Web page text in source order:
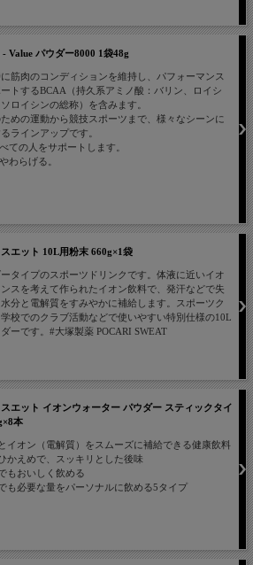
- Value パウダー8000 1袋48g
筋肉のコンディションを維持し、パフォーマンス
トするBCAA（持久系アミノ酸：バリン、ロイシ
ロイシンの総称）を含みます。
めの運動から競技スポーツまで、様々なシーンに
ラインアップです。
ての人をサポートします。
わらげる。
エット 10L用粉末 660g×1袋
タイプのスポーツドリンクです。体液に近いイオ
ンスを考えて作られたイオン飲料で、発汗などで失
分と電解質をすみやかに補給します。スポーツク
校でのクラブ活動などで使いやすい特別仕様の10L
ーです。#大塚製薬 POCARI SWEAT
エット イオンウォーター パウダー スティックタイ
本
イオン（電解質）をスムーズに補給できる健康飲料
かえめで、スッキリとした後味
もおいしく飲める
も必要な量をパーソナルに飲める5タイプ